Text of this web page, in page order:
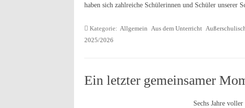
haben sich zahlreiche Schülerinnen und Schüler unserer
Kategorie: Allgemein Aus dem Unterricht
2025/2026
Ein letzter gemeinsamer
Sechs Jahre